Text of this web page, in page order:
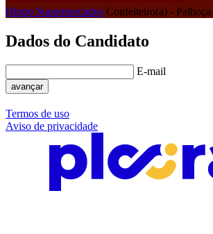
Hippo Supermercados Confeiteiro(a) - Palhoça
Dados do Candidato
E-mail
avançar
Termos de uso
Aviso de privacidade